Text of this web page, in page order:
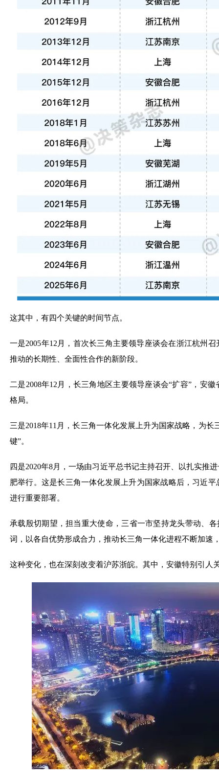
这其中，有四个关键的时间节点。
一是2005年12月，首次长三角主要领导座谈会在浙江杭州
推动的长期性、全面性合作的新阶段。
二是2008年12月，长三角地区主要领导座谈会“扩容”，安
格局。
三是2018年11月，长三角一体化发展上升为国家战略，为
键”。
四是2020年8月，一场由习近平总书记主持召开、以扎实推
肥举行。这是长三角一体化发展上升为国家战略后，习近
进行重要部署。
承载殷切期望，担当重大使命，三省一市坚持龙头带动、
词，以各自优势形成合力，推动长三角一体化进程不断加速
这种变化，也在深刻改变着沪苏浙皖。其中，安徽特别引人